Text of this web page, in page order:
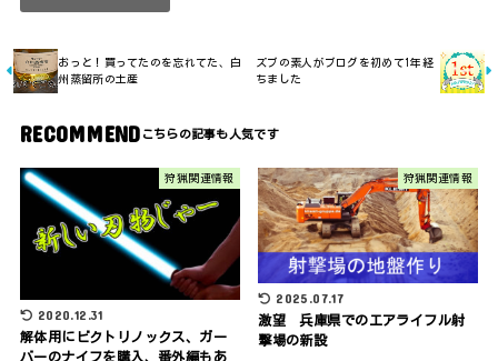
おっと！買ってたのを忘れてた、白
州蒸留所の土産
ズブの素人がブログを初めて1年経
ちました
RECOMMEND
狩猟関連情報
2020.12.31
解体用にビクトリノックス、ガー
バーのナイフを購入、番外編もあ
狩猟関連情報
2025.07.17
激望 兵庫県でのエアライフル射
撃場の新設